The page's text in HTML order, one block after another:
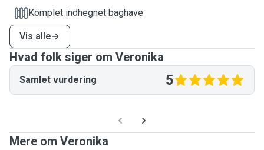
Komplet indhegnet baghave
Vis alle
Hvad folk siger om Veronika
Samlet vurdering 5
Mere om Veronika